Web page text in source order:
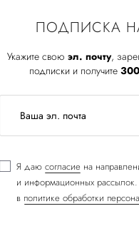
ПОДПИСКА
Укажите свою эл. почту,
подписки и получите
Я даю согласие на
и информационных
в политике обработки